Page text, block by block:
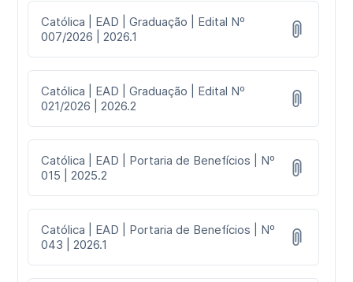
Católica | EAD | Graduação | Edital Nº
007/2026 | 2026.1
Católica | EAD | Graduação | Edital Nº
021/2026 | 2026.2
Católica | EAD | Portaria de Benefícios | Nº
015 | 2025.2
Católica | EAD | Portaria de Benefícios | Nº
043 | 2026.1